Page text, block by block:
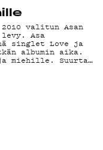
valitun Asan
Asa
singlet Love ja
albumin aika.
miehille. Suurta…